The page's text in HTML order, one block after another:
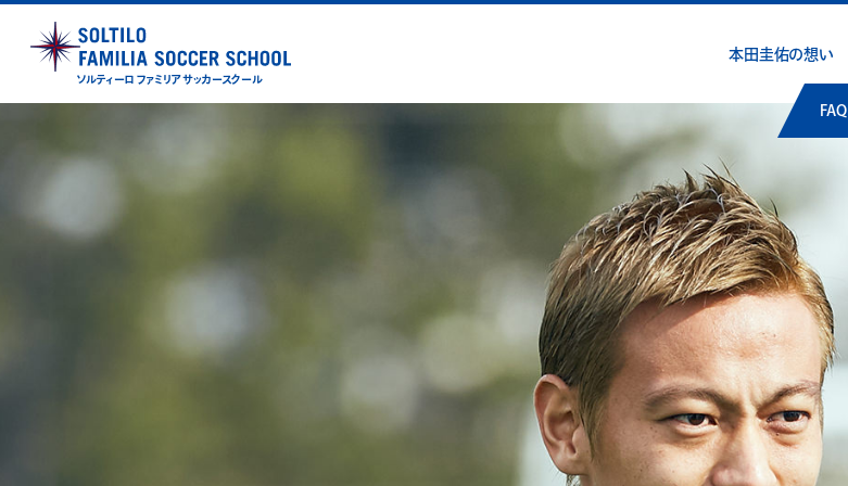
ソルティーロ ファミリア サッカースクール
本田圭佑の想い
FAQ